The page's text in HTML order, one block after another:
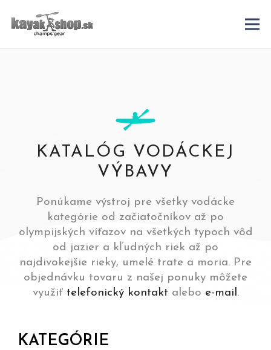
KATALÓG VODÁCKEJ
VÝBAVY
Ponúkame výstroj pre všetky vodácke
kategórie od začiatočníkov až po
olympijských víťazov na všetkých typoch vôd
od jazier a kľudných riek až po
najdivokejšie rieky, umelé trate a moria. Pre
objednávku tovaru z našej ponuky môžete
využiť telefonický kontakt alebo e-mail.
KATEGÓRIE